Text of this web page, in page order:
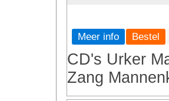
Meer info
CD's Urker
Zang